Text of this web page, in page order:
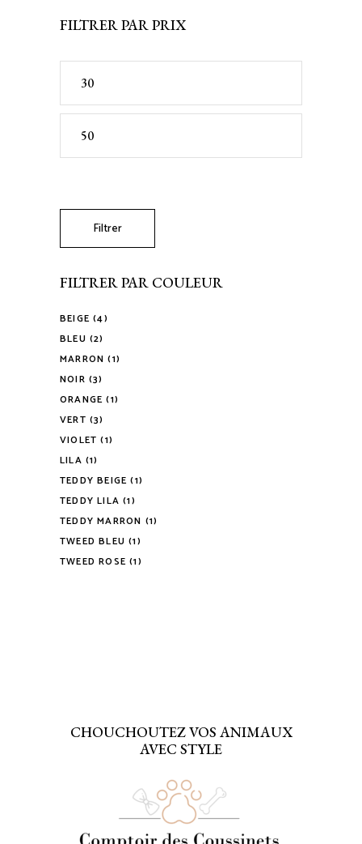
FILTRER PAR PRIX
Filtrer
FILTRER PAR COULEUR
BEIGE (4)
BLEU (2)
MARRON (1)
NOIR (3)
ORANGE (1)
VERT (3)
VIOLET (1)
LILA (1)
TEDDY BEIGE (1)
TEDDY LILA (1)
TEDDY MARRON (1)
TWEED BLEU (1)
TWEED ROSE (1)
CHOUCHOUTEZ VOS ANIMAUX
AVEC STYLE